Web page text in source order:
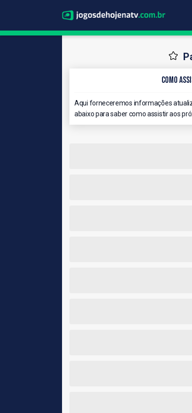
Como
Aqui forneceremos informações
abaixo para saber como assistir aos